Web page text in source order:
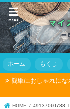
menu
ホーム もくじ
簡単におしゃれにな
HOME